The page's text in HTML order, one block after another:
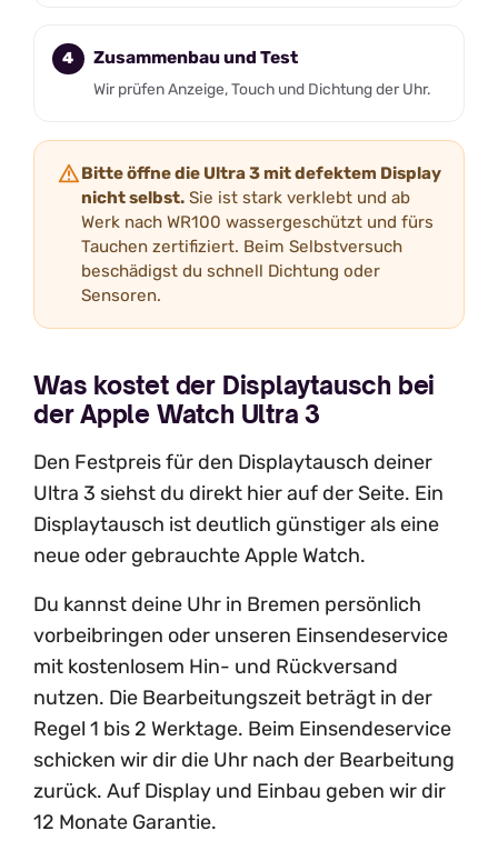
Zusammenbau und Test
Wir prüfen Anzeige, Touch und Dichtung der Uhr.
Bitte öffne die Ultra 3 mit defektem Display
nicht selbst. Sie ist stark verklebt und ab
Werk nach WR100 wassergeschützt und fürs
Tauchen zertifiziert. Beim Selbstversuch
beschädigst du schnell Dichtung oder
Sensoren.
Was kostet der Displaytausch bei
der Apple Watch Ultra 3
Den Festpreis für den Displaytausch deiner
Ultra 3 siehst du direkt hier auf der Seite. Ein
Displaytausch ist deutlich günstiger als eine
neue oder gebrauchte Apple Watch.
Du kannst deine Uhr in Bremen persönlich
vorbeibringen oder unseren Einsendeservice
mit kostenlosem Hin- und Rückversand
nutzen. Die Bearbeitungszeit beträgt in der
Regel 1 bis 2 Werktage. Beim Einsendeservice
schicken wir dir die Uhr nach der Bearbeitung
zurück. Auf Display und Einbau geben wir dir
12 Monate Garantie.